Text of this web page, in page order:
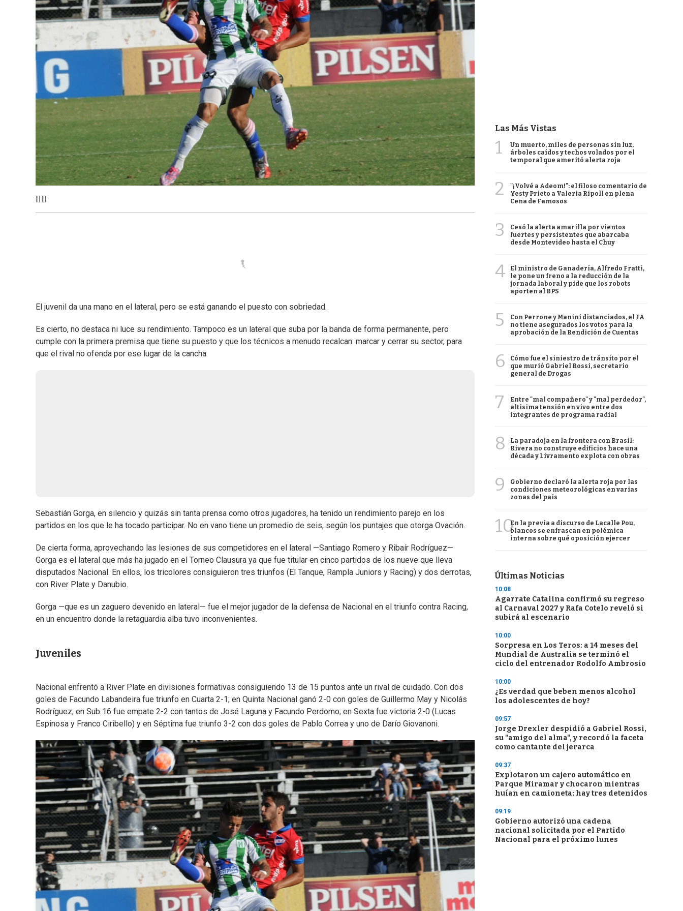
El juvenil da una mano en el lateral, pero se está ganando el puesto con sobriedad.
Es cierto, no destaca ni luce su rendimiento. Tampoco es un lateral que suba por la banda de forma permanente, pero
cumple con la primera premisa que tiene su puesto y que los técnicos a menudo recalcan: marcar y cerrar su sector, para
que el rival no ofenda por ese lugar de la cancha.
Sebastián Gorga, en silencio y quizás sin tanta prensa como otros jugadores, ha tenido un rendimiento parejo en los
partidos en los que le ha tocado participar. No en vano tiene un promedio de seis, según los puntajes que otorga Ovación.
De cierta forma, aprovechando las lesiones de sus competidores en el lateral —Santiago Romero y Ribaír Rodríguez—
Gorga es el lateral que más ha jugado en el Torneo Clausura ya que fue titular en cinco partidos de los nueve que lleva
disputados Nacional. En ellos, los tricolores consiguieron tres triunfos (El Tanque, Rampla Juniors y Racing) y dos derrotas,
con River Plate y Danubio.
Gorga —que es un zaguero devenido en lateral— fue el mejor jugador de la defensa de Nacional en el triunfo contra Racing,
en un encuentro donde la retaguardia alba tuvo inconvenientes.
Juveniles
Nacional enfrentó a River Plate en divisiones formativas consiguiendo 13 de 15 puntos ante un rival de cuidado. Con dos
goles de Facundo Labandeira fue triunfo en Cuarta 2-1; en Quinta Nacional ganó 2-0 con goles de Guillermo May y Nicolás
Rodríguez; en Sub 16 fue empate 2-2 con tantos de José Laguna y Facundo Perdomo; en Sexta fue victoria 2-0 (Lucas
Espinosa y Franco Ciribello) y en Séptima fue triunfo 3-2 con dos goles de Pablo Correa y uno de Darío Giovanoni.
Las Más Vistas
1
Un muerto, miles de personas sin luz,
árboles caídos y techos volados por el
temporal que ameritó alerta roja
2
"¡Volvé a Adeom!": el filoso comentario de
Yesty Prieto a Valeria Ripoll en plena
Cena de Famosos
3
Cesó la alerta amarilla por vientos
fuertes y persistentes que abarcaba
desde Montevideo hasta el Chuy
4
El ministro de Ganadería, Alfredo Fratti,
le pone un freno a la reducción de la
jornada laboral y pide que los robots
aporten al BPS
5
Con Perrone y Manini distanciados, el FA
no tiene asegurados los votos para la
aprobación de la Rendición de Cuentas
6
Cómo fue el siniestro de tránsito por el
que murió Gabriel Rossi, secretario
general de Drogas
7
Entre "mal compañero" y "mal perdedor",
altísima tensión en vivo entre dos
integrantes de programa radial
8
La paradoja en la frontera con Brasil:
Rivera no construye edificios hace una
década y Livramento explota con obras
9
Gobierno declaró la alerta roja por las
condiciones meteorológicas en varias
zonas del país
10En la previa a discurso de Lacalle Pou,
blancos se enfrascan en polémica
interna sobre qué oposición ejercer
Últimas Noticias
10:08
Agarrate Catalina confirmó su regreso
al Carnaval 2027 y Rafa Cotelo reveló si
subirá al escenario
10:00
Sorpresa en Los Teros: a 14 meses del
Mundial de Australia se terminó el
ciclo del entrenador Rodolfo Ambrosio
10:00
¿Es verdad que beben menos alcohol
los adolescentes de hoy?
09:57
Jorge Drexler despidió a Gabriel Rossi,
su "amigo del alma", y recordó la faceta
como cantante del jerarca
09:37
Explotaron un cajero automático en
Parque Miramar y chocaron mientras
huían en camioneta; hay tres detenidos
09:19
Gobierno autorizó una cadena
nacional solicitada por el Partido
Nacional para el próximo lunes